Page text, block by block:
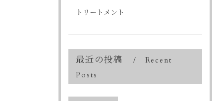
トリートメント
最近の投稿
Recent
Posts